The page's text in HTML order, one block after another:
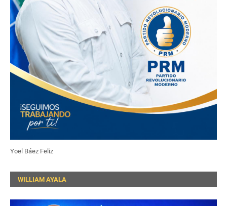
Yoel Báez Feliz
WILLIAM AYALA